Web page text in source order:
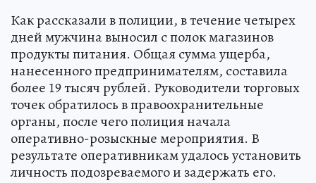
Как рассказали в полиции, в течение четырех
дней мужчина выносил с полок магазинов
продукты питания. Общая сумма ущерба,
нанесенного предпринимателям, составила
более 19 тысяч рублей. Руководители торговых
точек обратилось в правоохранительные
органы, после чего полиция начала
оперативно-розыскные мероприятия. В
результате оперативникам удалось установить
личность подозреваемого и задержать его.